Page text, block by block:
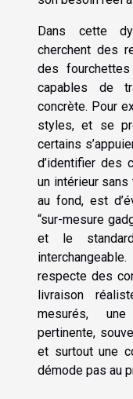
Dans cette
cherchent des
des
capables de
concrète. Pour
styles, et se
certains
d’identifier des
un intérieur sans
au fond, est
“sur-mesure
et le
respecte des
livraison
mesurés,
pertinente,
et surtout une
démode pas au